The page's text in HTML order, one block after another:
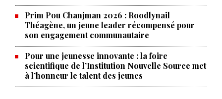
Prim Pou Chanjman 2026 : Roodlynail
Théagène, un jeune leader récompensé pour
son engagement communautaire
Pour une jeunesse innovante : la foire
scientifique de l’Institution Nouvelle Source met
à l’honneur le talent des jeunes
Produire le savoir pour